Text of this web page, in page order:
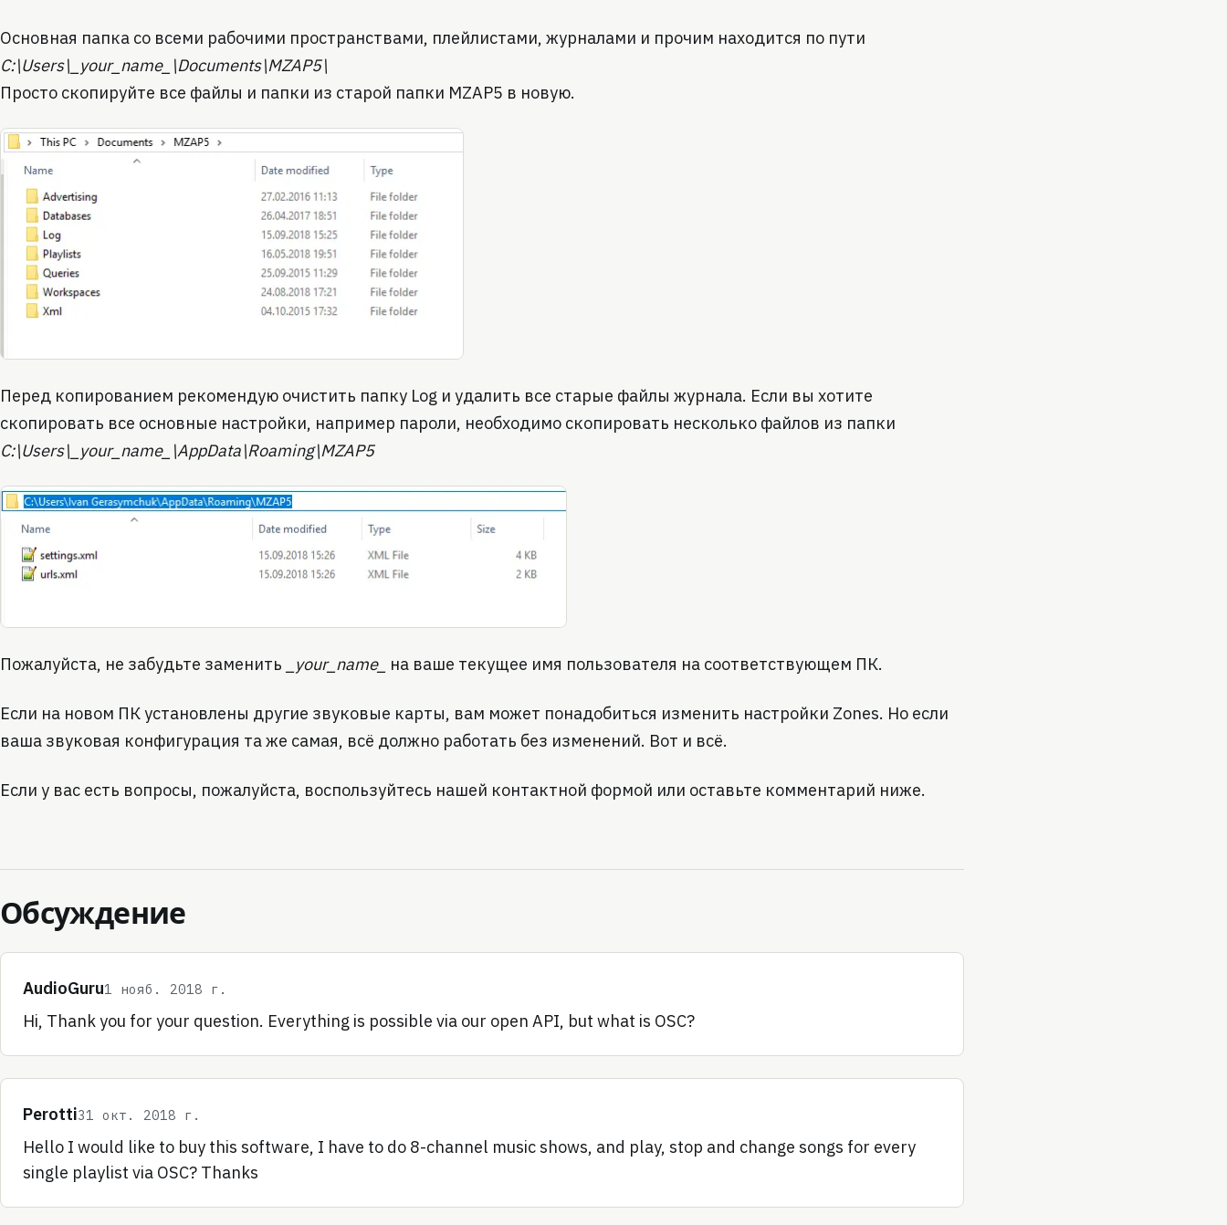
Основная папка со всеми рабочими пространствами, плейлистами, журналами и прочим находится по пути
C:\Users\_your_name_\Documents\MZAP5\
Просто скопируйте все файлы и папки из старой папки MZAP5 в новую.
Перед копированием рекомендую очистить папку Log и удалить все старые файлы журнала. Если вы хотите
скопировать все основные настройки, например пароли, необходимо скопировать несколько файлов из папки
C:\Users\_your_name_\AppData\Roaming\MZAP5
Пожалуйста, не забудьте заменить _your_name_ на ваше текущее имя пользователя на соответствующем ПК.
Если на новом ПК установлены другие звуковые карты, вам может понадобиться изменить настройки Zones. Но если
ваша звуковая конфигурация та же самая, всё должно работать без изменений. Вот и всё.
Если у вас есть вопросы, пожалуйста, воспользуйтесь нашей контактной формой или оставьте комментарий ниже.
Обсуждение
AudioGuru1 нояб. 2018 г.
Hi, Thank you for your question. Everything is possible via our open API, but what is OSC?
Perotti31 окт. 2018 г.
Hello I would like to buy this software, I have to do 8-channel music shows, and play, stop and change songs for every
single playlist via OSC? Thanks